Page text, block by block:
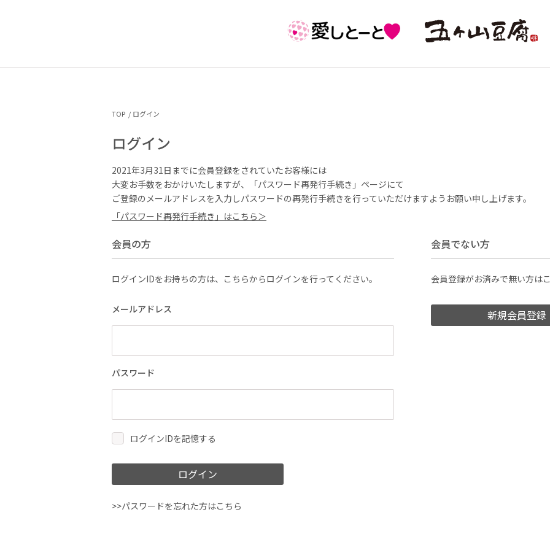
TOP ログイン
ログイン
2021年3月31日までに会員登録をされていたお客様には
大変お手数をおかけいたしますが、「パスワード再発行手続き」ページにて
ご登録のメールアドレスを入力しパスワードの再発行手続きを行っていただけますようお願い申し上げます。
「パスワード再発行手続き」はこちら＞
会員の方
ログインIDをお持ちの方は、こちらからログインを行ってください。
メールアドレス
パスワード
ログインIDを記憶する
ログイン
>>パスワードを忘れた方はこちら
会員でない方
会員登録がお済みで無い方は
新規会員登録